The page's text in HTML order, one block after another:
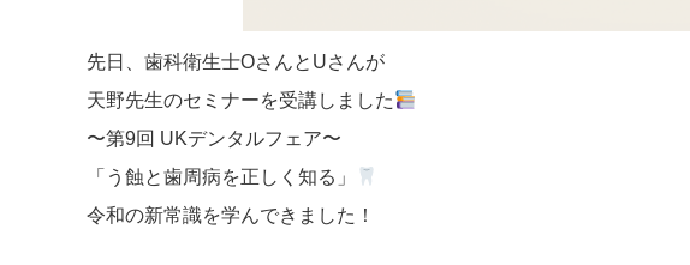
先日、歯科衛生士OさんとUさんが
天野先生のセミナーを受講しました
〜第9回 UKデンタルフェア〜
「う蝕と歯周病を正しく知る」
令和の新常識を学んできました！